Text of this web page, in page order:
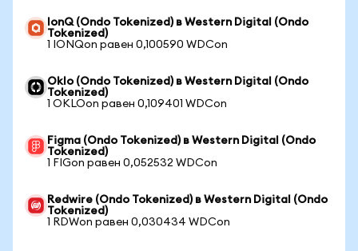
IonQ (Ondo Tokenized) в Western Digital (Ondo
Tokenized)
1 IONQon равен 0,100590 WDCon
Oklo (Ondo Tokenized) в Western Digital (Ondo
Tokenized)
1 OKLOon равен 0,109401 WDCon
Figma (Ondo Tokenized) в Western Digital (Ondo
Tokenized)
1 FIGon равен 0,052532 WDCon
Redwire (Ondo Tokenized) в Western Digital (Ondo
Tokenized)
1 RDWon равен 0,030434 WDCon